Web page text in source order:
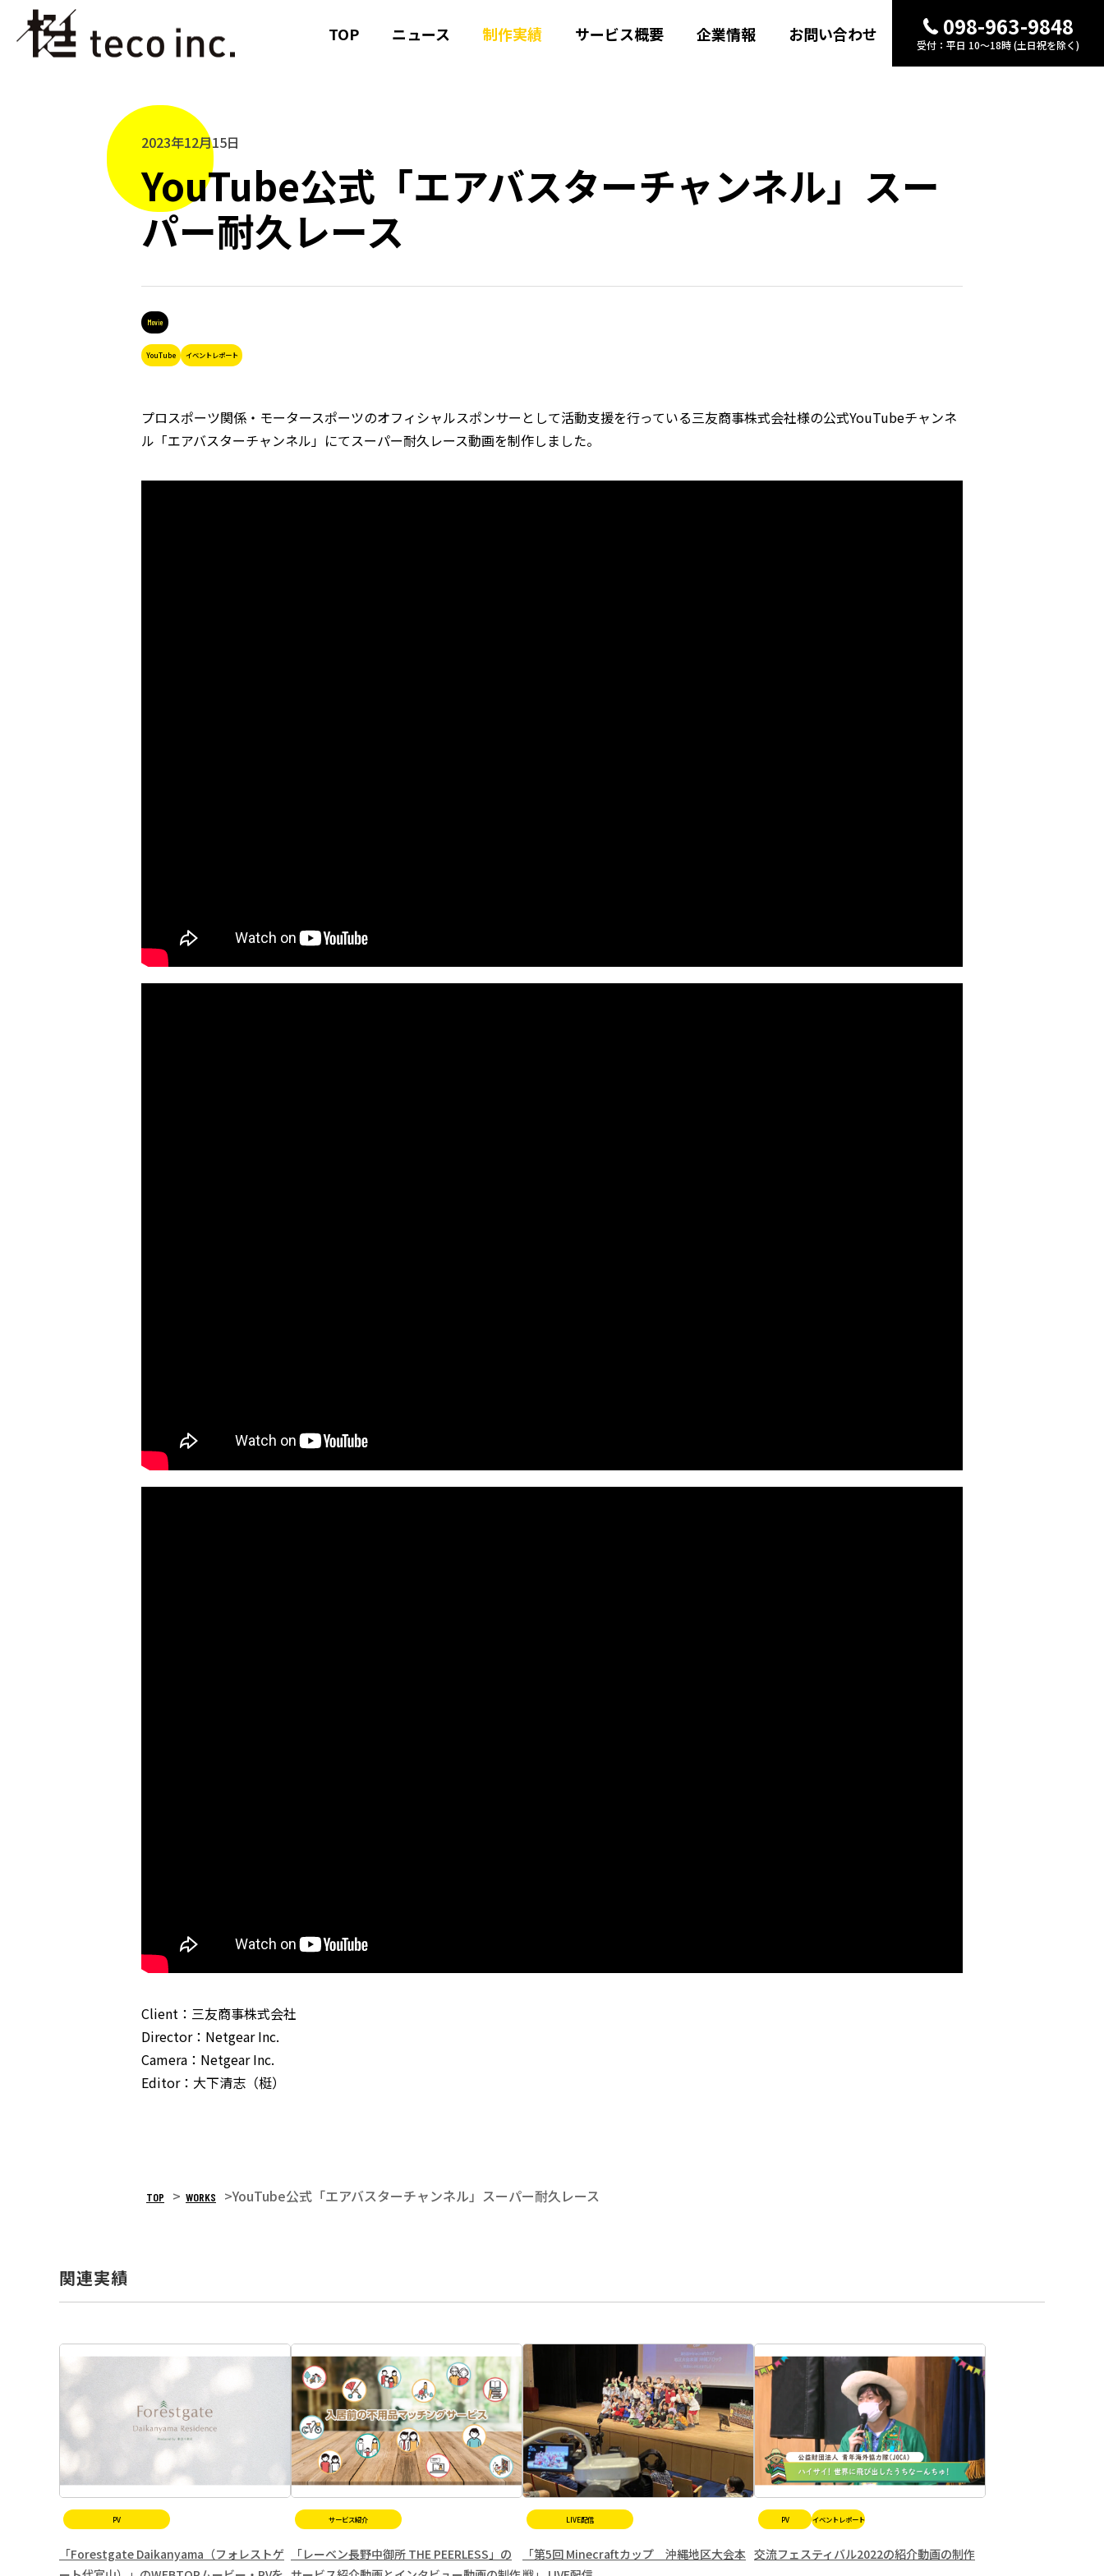
TOP ニュース 制作実績 サービス概要 企業情報 お問い合わせ 098-963-9848
受付：平日 10〜18時 (土日祝を除く)
2023年12月15日
YouTube公式「エアバスターチャンネル」スー
パー耐久レース
Movie
YouTube イベントレポート
プロスポーツ関係・モータースポーツのオフィシャルスポンサーとして活動支援を行っている三友商事株式会社様の公式YouTubeチャンネ
ル「エアバスターチャンネル」にてスーパー耐久レース動画を制作しました。
Client：三友商事株式会社
Director：Netgear Inc.
Camera：Netgear Inc.
Editor：大下清志（梃）
TOP > WORKS >YouTube公式「エアバスターチャンネル」スーパー耐久レース
関連実績
PV
「Forestgate Daikanyama（フォレストゲ
サービス紹介
「レーベン長野中御所 THE PEERLESS」の
LIVE配信
「第5回 Minecraftカップ 沖縄地区大会本
PV イベントレポート
交流フェスティバル2022の紹介動画の制作